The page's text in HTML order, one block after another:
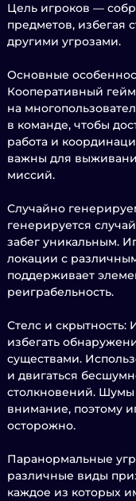
Цель игроков —
предметов, избегая
другими угрозами.
Основные
Кооперативный
на
в команде, чтобы
работа и
важны для
миссий.
Случайно
генерируется
забег уникальным.
локации с
поддерживает
реиграбельность.
Стелс и
избегать
существами.
и двигаться
столкновений. Шумы
внимание, поэтому
осторожно.
Паранормальные
различные виды
каждое из которых